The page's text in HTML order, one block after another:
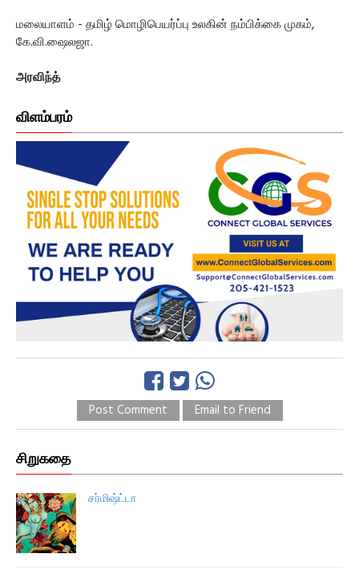
மலையாளம் - தமிழ் மொழிபெயர்ப்பு உலகின் நம்பிக்கை முகம்,
கே.வி.ஷைலஜா.
அரவிந்த்
விளம்பரம்
Post Comment Email to Friend
சிறுகதை
சர்மிஷ்ட்டா